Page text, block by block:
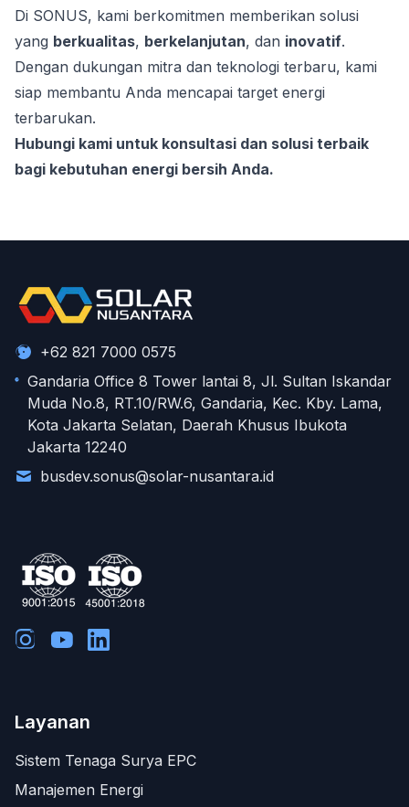
Di SONUS, kami berkomitmen memberikan solusi
yang berkualitas, berkelanjutan, dan inovatif.
Dengan dukungan mitra dan teknologi terbaru, kami
siap membantu Anda mencapai target energi
terbarukan.
Hubungi kami untuk konsultasi dan solusi terbaik
bagi kebutuhan energi bersih Anda.
+62 821 7000 0575
Gandaria Office 8 Tower lantai 8, Jl. Sultan Iskandar
Muda No.8, RT.10/RW.6, Gandaria, Kec. Kby. Lama,
Kota Jakarta Selatan, Daerah Khusus Ibukota
Jakarta 12240
busdev.sonus@solar-nusantara.id
Layanan
Sistem Tenaga Surya EPC
Manajemen Energi